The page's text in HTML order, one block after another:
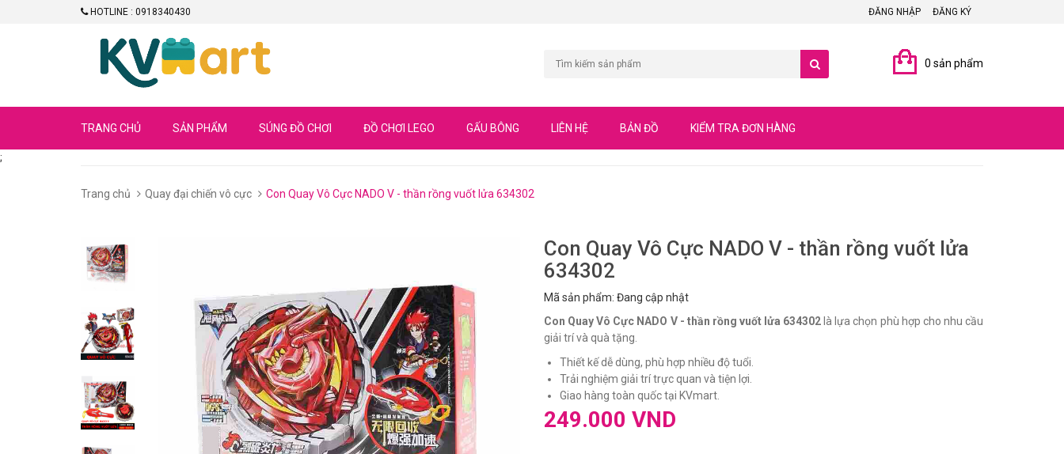
HOTLINE : 0918340430 ĐĂNG NHẬP ĐĂNG KÝ
0 sản phẩm
TRANG CHỦ SẢN PHẨM SÚNG ĐỒ CHƠI ĐỒ CHƠI LEGO GẤU BÔNG LIÊN HỆ BẢN ĐỒ KIỂM TRA ĐƠN HÀNG
;
Trang chủ Quay đại chiến vô cực Con Quay Vô Cực NADO V - thần rồng vuốt lửa 634302
Con Quay Vô Cực NADO V - thần rồng vuốt lửa
634302
Mã sản phẩm: Đang cập nhật
Con Quay Vô Cực NADO V - thần rồng vuốt lửa 634302 là lựa chọn phù hợp cho nhu cầu
giải trí và quà tặng.
Thiết kế dễ dùng, phù hợp nhiều độ tuổi.
Trải nghiệm giải trí trực quan và tiện lợi.
Giao hàng toàn quốc tại KVmart.
249.000 VND